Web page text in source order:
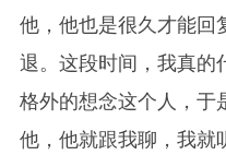
他，他也是很久才能回
退。这段时间，我真的
格外的想念这个人，于
他，他就跟我聊，我就